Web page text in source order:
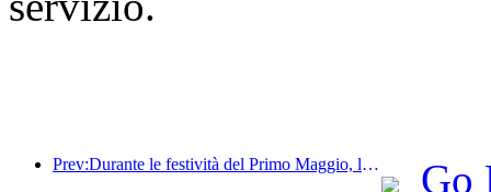
Prev:Durante le festività del Primo Maggio, la ferrovia del delta del fiume Yangtze ha trasportato oltre 21,38 milioni di passeggeri.
Go